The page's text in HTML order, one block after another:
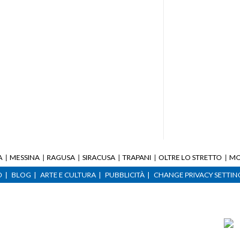
MESSINA RAGUSA SIRACUSA TRAPANI OLTRE LO STRETTO
BLOG ARTE E CULTURA PUBBLICITÀ CHANGE PRIVACY